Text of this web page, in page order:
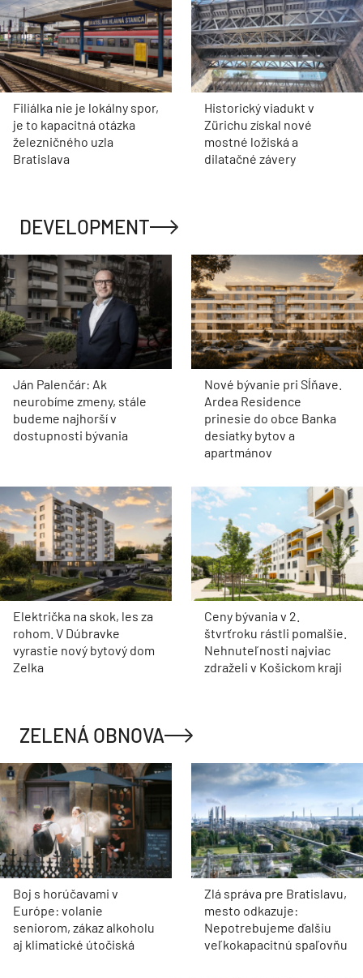
Filiálka nie je lokálny spor,
je to kapacitná otázka
železničného uzla
Bratislava
Historický viadukt v
Zürichu získal nové
mostné ložiská a
dilatačné závery
DEVELOPMENT
Ján Palenčár: Ak
neurobíme zmeny, stále
budeme najhorší v
dostupnosti bývania
Nové bývanie pri Sĺňave.
Ardea Residence
prinesie do obce Banka
desiatky bytov a
apartmánov
Električka na skok, les za
rohom. V Dúbravke
vyrastie nový bytový dom
Zelka
Ceny bývania v 2.
štvrťroku rástli pomalšie.
Nehnuteľnosti najviac
zdraželi v Košickom kraji
ZELENÁ OBNOVA
Boj s horúčavami v
Európe: volanie
seniorom, zákaz alkoholu
aj klimatické útočiská
Zlá správa pre Bratislavu,
mesto odkazuje:
Nepotrebujeme ďalšiu
veľkokapacitnú spaľovňu